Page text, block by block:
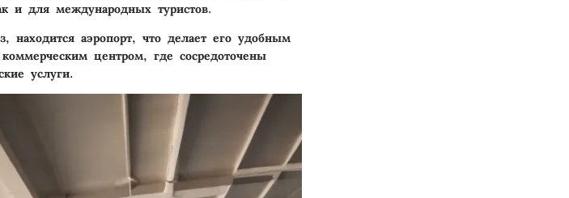
и для международных туристов.
находится аэропорт, что делает его удобным
центром, где сосредоточены
услуги.